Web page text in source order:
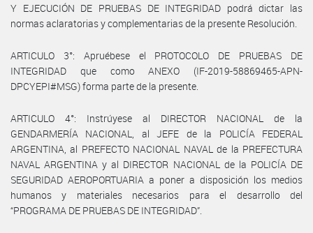
Y EJECUCIÓN DE PRUEBAS DE INTEGRIDAD podrá dictar las
normas aclaratorias y complementarias de la presente Resolución.
ARTICULO 3°: Apruébese el PROTOCOLO DE PRUEBAS DE
INTEGRIDAD que como ANEXO (IF-2019-58869465-APN-
DPCYEPI#MSG) forma parte de la presente.
ARTICULO 4°: Instrúyese al DIRECTOR NACIONAL de la
GENDARMERÍA NACIONAL, al JEFE de la POLICÍA FEDERAL
ARGENTINA, al PREFECTO NACIONAL NAVAL de la PREFECTURA
NAVAL ARGENTINA y al DIRECTOR NACIONAL de la POLICÍA DE
SEGURIDAD AEROPORTUARIA a poner a disposición los medios
humanos y materiales necesarios para el desarrollo del
“PROGRAMA DE PRUEBAS DE INTEGRIDAD”.